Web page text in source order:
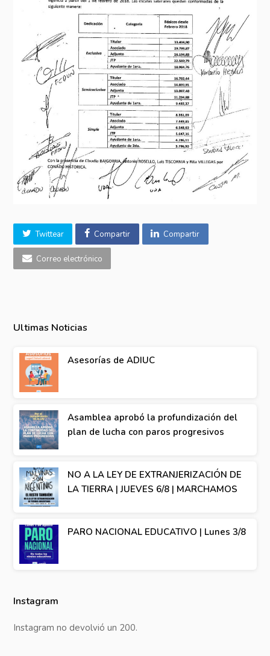
Twittear Compartir Compartir
Correo electrónico
Ultimas Noticias
Asesorías de ADIUC
Asamblea aprobó la profundización del
plan de lucha con paros progresivos
NO A LA LEY DE EXTRANJERIZACIÓN DE
LA TIERRA | JUEVES 6/8 | MARCHAMOS
PARO NACIONAL EDUCATIVO | Lunes 3/8
Instagram
Instagram no devolvió un 200.